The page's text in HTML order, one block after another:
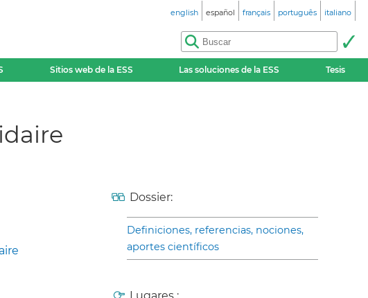
english español français português italiano
Sitios web de la ESS Las soluciones de la ESS Tesis
Dossier:
Definiciones, referencias, nociones,
aportes científicos